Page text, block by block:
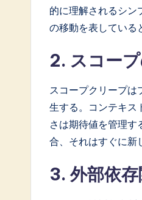
的に理解されるシン
の移動を表している
2. スコー
スコープクリープ
生する。コンテキス
さは期待値を管理
合、それはすぐに新
3. 外部依